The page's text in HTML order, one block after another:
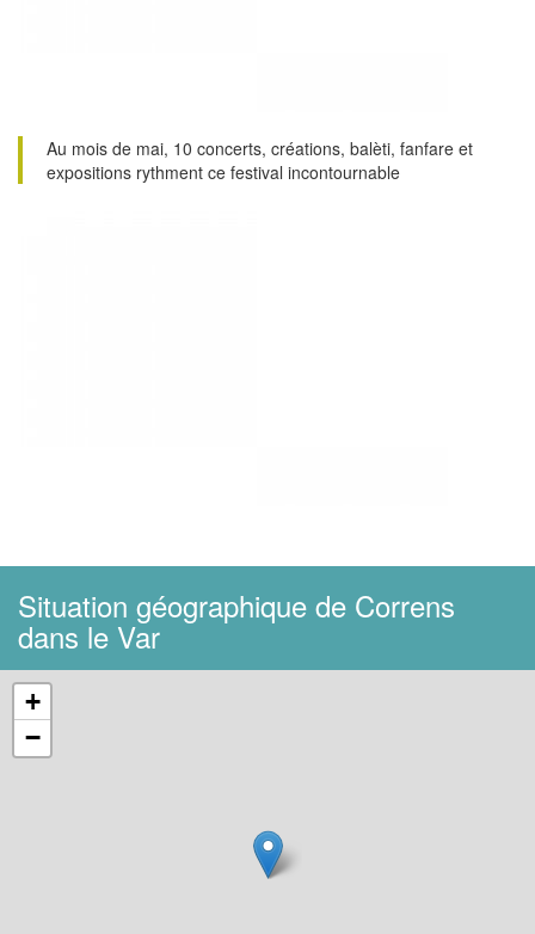
Au mois de mai, 10 concerts, créations, balèti, fanfare et
expositions rythment ce festival incontournable
Situation géographique de Correns
dans le Var
+
−